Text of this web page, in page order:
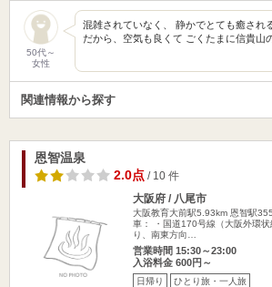
50代～
女性
混雑されていなく、 静かでとても癒され
だから、空気も良くて ごくたまに信貴山
関連情報から探す
恩智温泉
2.0点/ 10 件
大阪府 / 八尾市
大阪教育大前駅5.93km 恩智駅
車： ・国道170号線（大阪外環状
り、南東方向…
営業時間 15:30～23:00
入浴料金 600円～
日帰り ひとり旅・一人旅